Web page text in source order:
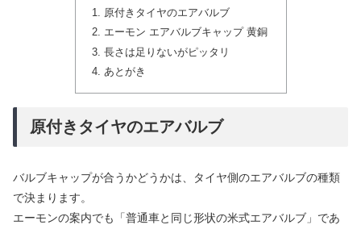
原付きタイヤのエアバルブ
エーモン エアバルブキャップ 黄銅
長さは足りないがピッタリ
あとがき
原付きタイヤのエアバルブ
バルブキャップが合うかどうかは、タイヤ側のエアバルブの種類
で決まります。
エーモンの案内でも「普通車と同じ形状の米式エアバルブ」であ